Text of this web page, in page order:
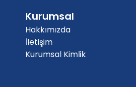
Kurumsal
Hakkımızda
İletişim
Kurumsal Kimlik